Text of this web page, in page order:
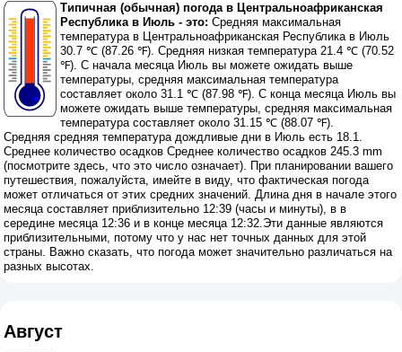
Типичная (обычная) погода в Центральноафриканская
Республика в Июль - это: Средняя максимальная
температура в Центральноафриканская Республика в Июль
30.7 ℃ (87.26 ℉). Средняя низкая температура 21.4 ℃ (70.52
℉). С начала месяца Июль вы можете ожидать выше
температуры, средняя максимальная температура
составляет около 31.1 ℃ (87.98 ℉). С конца месяца Июль вы
можете ожидать выше температуры, средняя максимальная
температура составляет около 31.15 ℃ (88.07 ℉).
Средняя средняя температура дождливые дни в Июль есть 18.1.
Среднее количество осадков Среднее количество осадков 245.3 mm
(посмотрите здесь, что это число означает). При планировании вашего
путешествия, пожалуйста, имейте в виду, что фактическая погода
может отличаться от этих средних значений. Длина дня в начале этого
месяца составляет приблизительно 12:39 (часы и минуты), в в
середине месяца 12:36 и в конце месяца 12:32.Эти данные являются
приблизительными, потому что у нас нет точных данных для этой
страны. Важно сказать, что погода может значительно различаться на
разных высотах.
Август